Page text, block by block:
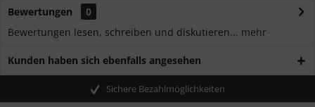
Bewertungen
0
Bewertungen lesen, schreiben und diskutieren... mehr
Kunden haben sich ebenfalls angesehen
Sichere Bezahlmöglichkeiten